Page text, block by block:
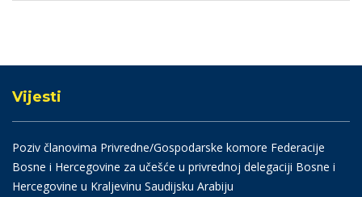
Vijesti
Poziv članovima Privredne/Gospodarske komore Federacije
Bosne i Hercegovine za učešće u privrednoj delegaciji Bosne i
Hercegovine u Kraljevinu Saudijsku Arabiju